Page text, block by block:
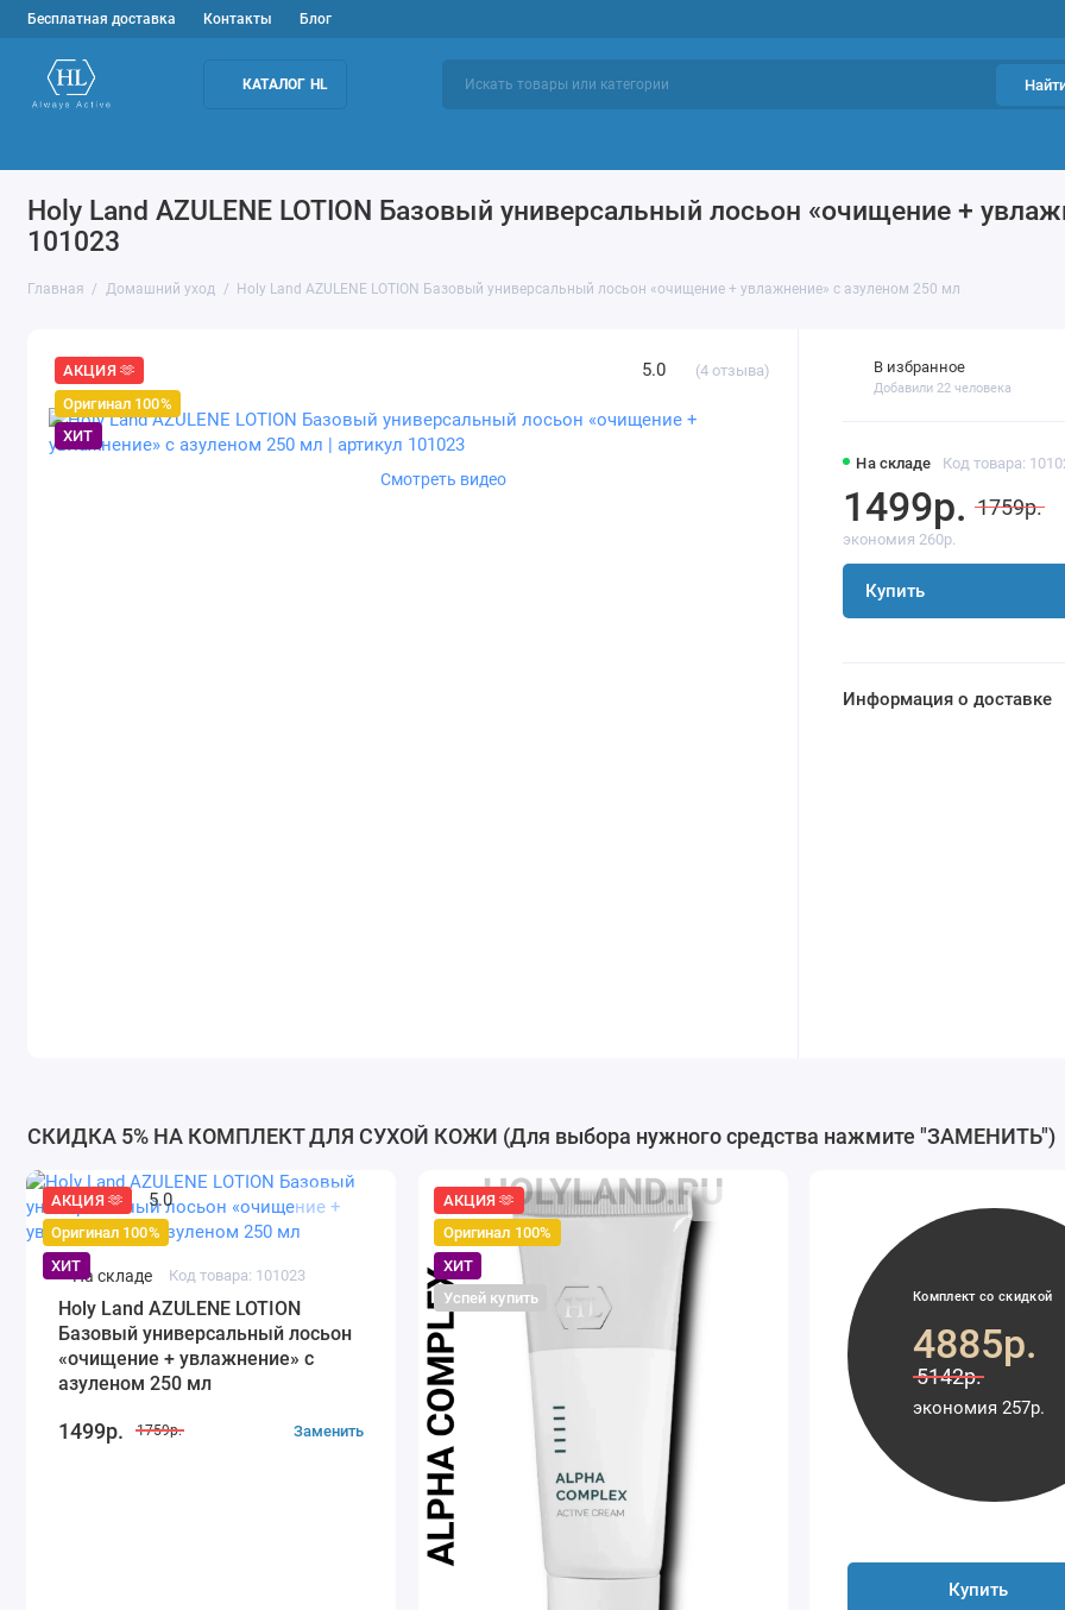
Бесплатная доставка Контакты Блог
КАТАЛОГ HL
Holy Land AZULENE LOTION Базовый универсальный лосьон «очищение +
101023
Главная Домашний уход Holy Land AZULENE LOTION Базовый универсальный лосьон «очищение + увлажнение» с азуленом 250 мл
АКЦИЯ 🫶
Оригинал 100%
ХИТ
5.0 (4 отзыва)
Смотреть видео
На складе Код товара:
1499р. 1759р.
экономия 260р.
Купить
В избранное
Добавили 22 человека
Информация о доставке
СКИДКА 5% НА КОМПЛЕКТ ДЛЯ СУХОЙ КОЖИ (Для выбора нужного средства нажмите "ЗАМЕНИТЬ")
АКЦИЯ 🫶
Оригинал 100%
ХИТ
5.0
На складе Код товара: 101023
Holy Land AZULENE LOTION
Базовый универсальный лосьон
«очищение + увлажнение» с
азуленом 250 мл
1499р. 1759р. Заменить
АКЦИЯ 🫶
Оригинал 100%
ХИТ
Успей купить
Комплект со скидкой
4885р.
5142р.
экономия 257р.
Купить